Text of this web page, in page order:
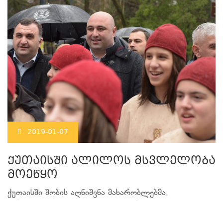
2019-01-07
ქუთაისში ალილოს მსვლელობა
მოეწყო
ქუთაისში შობის აღნიშვნა მახარობლებმა,